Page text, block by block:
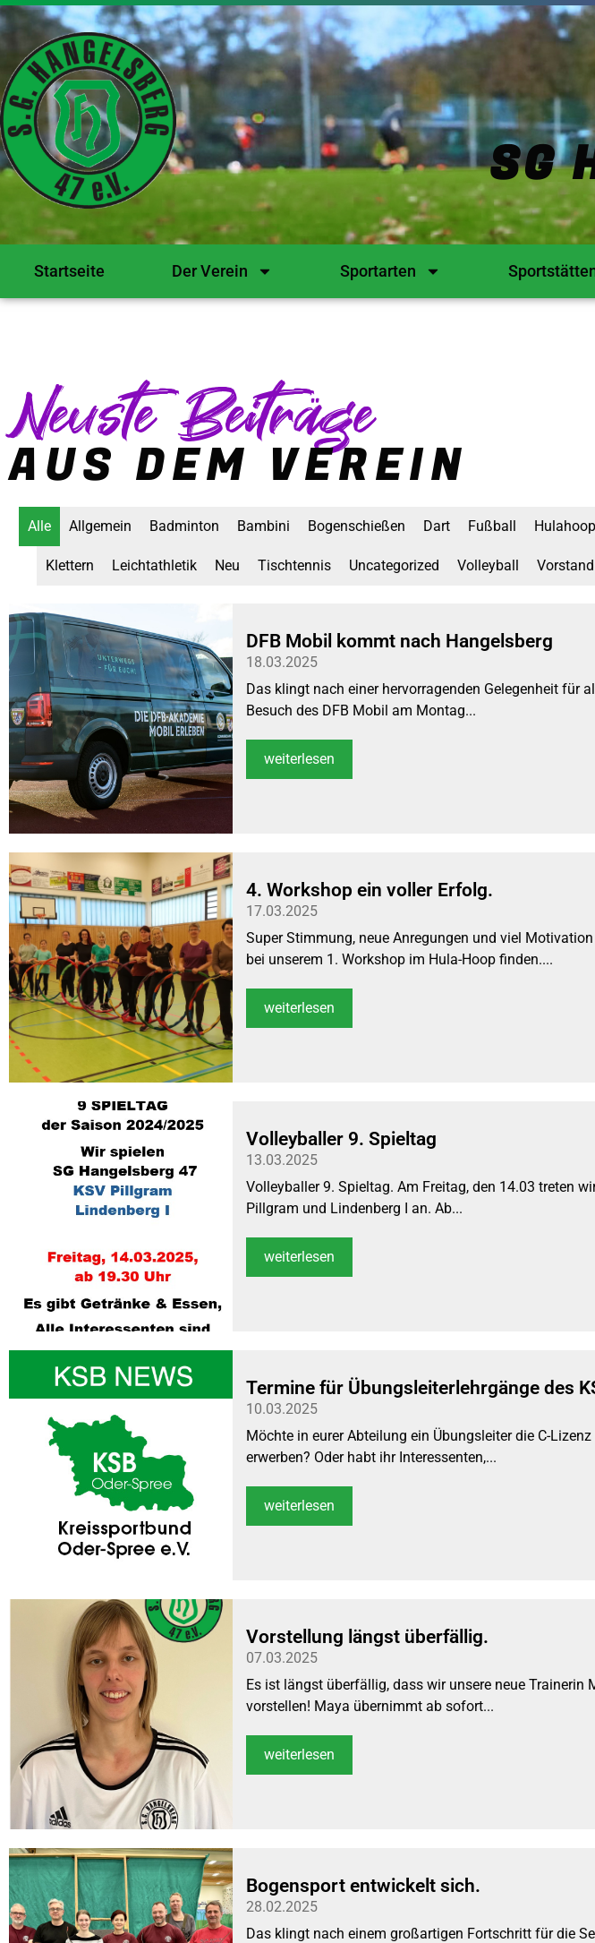
SG
Startseite Der Verein Sportarten
Neuste Beiträge
AUS DEM VEREIN
Alle Allgemein Badminton Bambini Bogenschießen Dart Fußball Hulahoop
Klettern Leichtathletik Neu Tischtennis Uncategorized Volleyball Vorstand
DFB Mobil kommt nach Hangelsberg
18.03.2025
Das klingt nach einer hervorragenden Gelegenheit für
Besuch des DFB Mobil am Montag...
weiterlesen
4. Workshop ein voller Erfolg.
17.03.2025
Super Stimmung, neue Anregungen und viel
bei unserem 1. Workshop im Hula-Hoop finden....
weiterlesen
Volleyballer 9. Spieltag
13.03.2025
Volleyballer 9. Spieltag. Am Freitag, den 14.03 treten
Pillgram und Lindenberg I an. Ab...
weiterlesen
Termine für Übungsleiterlehrgänge des
10.03.2025
Möchte in eurer Abteilung ein Übungsleiter die C-
erwerben? Oder habt ihr Interessenten,...
weiterlesen
Vorstellung längst überfällig.
07.03.2025
Es ist längst überfällig, dass wir unsere neue Trainerin
vorstellen! Maya übernimmt ab sofort...
weiterlesen
Bogensport entwickelt sich.
28.02.2025
Das klingt nach einem großartigen Fortschritt für die